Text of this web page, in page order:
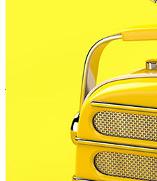
pròximament sensors de
mediambiental. La
punts concrets del
compleix amb el mapa
juntament amb
Aquests sensors es
Diputació de Barcelona
previsions, es volen
soroll en punts com